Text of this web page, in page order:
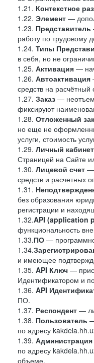
1.21. Контекстное
1.22. Элемент —
1.23. Представитель
работу по трудовому
1.24. Типы
в себя, но не
1.25. Активация —
1.26. Автоактивация
средств на расчётный
1.27. Заказ —
фиксируют
1.28. Отложенный
но еще не
услуги, стоимость
1.29. Личный кабинет
Страницей на Сайте
1.30. Лицевой счет —
средств и расчетных
1.31.
без образования
регистрации и
1.32.API (application
функциональность
1.33.ПО —
1.34.
и имеющее
1.35. API Ключ —
Идентификатором и
1.36. API
ПО.
1.37. Респондент —
1.38. Пользователь
по адресу
1.39. Администрация
по адресу
объеме.